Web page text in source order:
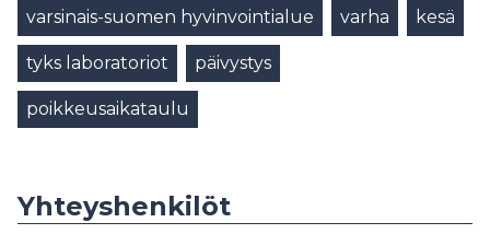
varsinais-suomen hyvinvointialue varha kesä
tyks laboratoriot päivystys
poikkeusaikataulu
Yhteyshenkilöt